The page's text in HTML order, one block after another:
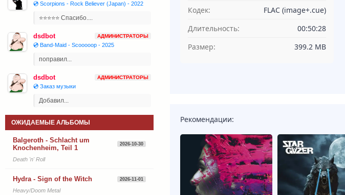
Кодек:
FLAC (image+.cue)
Длительность:
00:50:28
Размер:
399.2 MB
Рекомендации:
💿 Scorpions - Rock Believer (Japan) - 2022
⭐⭐⭐⭐⭐ Спасибо....
dsdbot АДМИНИСТРАТОРЫ
💿 Band-Maid - Scooooop - 2025
поправил...
dsdbot АДМИНИСТРАТОРЫ
💿 Заказ музыки
Добавил...
ОЖИДАЕМЫЕ АЛЬБОМЫ
Balgeroth - Schlacht um
Knochenheim, Teil 1
2026-10-30
Death 'n' Roll
Hydra - Sign of the Witch 2026-11-01
Heavy/Doom Metal